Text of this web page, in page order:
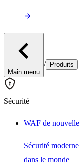
Main menu
/ Produits
Sécurité
WAF de
Sécurité
dans le monde